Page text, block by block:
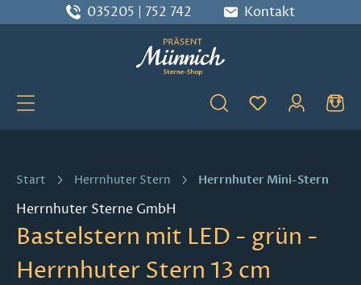
Zum Hauptinhalt springen
035205 | 752 742 Kontakt
Du hast 0
Start Herrnhuter Stern Herrnhuter Mini-Stern
Herrnhuter Sterne GmbH
Bastelstern mit LED - grün -
Herrnhuter Stern 13 cm